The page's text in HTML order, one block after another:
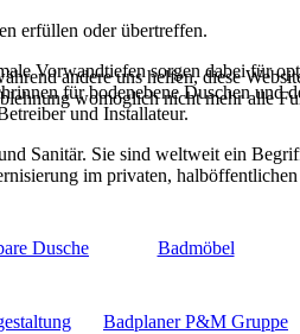
erfüllen oder übertreffen.
Vorwandtiefen sorgen dabei für
für bodenebene Duschen und
und Installateur.
Sanitär. Sie sind weltweit ein
im privaten,
Dusche Badmöbel
Badplaner P&M Gruppe
andere uns helfen, diese
womöglich nicht mehr alle